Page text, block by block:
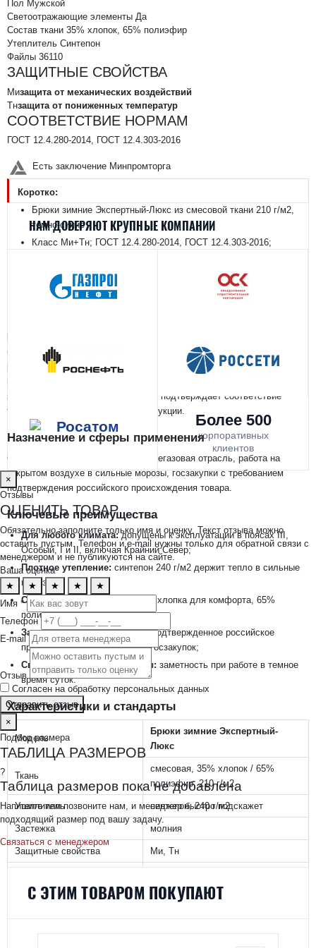
Пол Мужской
Светоотражающие элементы Да
Состав ткани 35% хлопок, 65% полиэфир
Утеплитель Синтепон
Файлы 36110
ЗАЩИТНЫЕ СВОЙСТВА
Мизащита от механических воздействий
Тнзащита от пониженных температур
СООТВЕТСТВИЕ НОРМАМ
ГОСТ 12.4.280-2014, ГОСТ 12.4.303-2016
Есть заключение Минпромторга
Коротко:
Брюки зимние Экспертный-Люкс из смесовой ткани 210 г/м2,
темно-синие
Класс Ми+Тн; ГОСТ 12.4.280-2014, ГОСТ 12.4.303-2016;
Разрешены для всех климатических поясов, включая Особый
(Крайний Север)
брюки повышенной надежности с утеплителем синтепон 240 г/м2,
рассчитанные на работу в любом климатическом поясе страны,
заключение Минпромторга РФ, что подтверждает соответствие
требованиям к отечественной продукции.
Назначение и сферы применения
Северные вахтовые объекты, нефтегазовая отрасль, работа на
открытом воздухе в сильные морозы, госзакупки с требованием
подтверждения российского происхождения товара.
Ключевые преимущества
Для любого климата:допущены к эксплуатации в поясах III,
Особый, I и II, включая Крайний Север;
Плотное утепление: синтепон 240 г/м2 держит тепло в сильные
морозы;
Смесовый состав ткани:
35% хлопка для комфорта, 65%
полиэфира для прочности;
Заключение Минпромторга:подтвержденное российское
происхождение — важно для госзакупок;
Светоотражающие элементы: заметность при работе в темное
время суток.
Характеристики и стандарты
Модель
Брюки зимние Экспертный-
Люкс
Ткань
смесовая, 35% хлопок / 65%
полиэфир, 210 г/м2
Утеплитель синтепон, 240 г/м2
Застежка молния
Защитные свойства Ми, Тн
12.4.303-2016
Климатический пояс III, Особый, I, II
НАМ ДОВЕРЯЮТ КРУПНЫЕ КОМПАНИИ
Более 500
корпоративных
клиентов
×
Отзывы
ОЦЕНИТЬ ТОВАР
Обязательно заполните только имя и оценку. Текст отзыва можно
оставить пустым. Телефон и e-mail нужны только для обратной связи с
менеджером и не публикуются на сайте.
Ваша оценка
★
★ ★ ★
★
Имя *
Телефон
E-mail
Отзыв
Согласен на обработку персональных данных
Отправить отзыв
×
Подбор размера
ТАБЛИЦА РАЗМЕРОВ
?
Таблица размеров пока не добавлена
Напишите или позвоните нам, и менеджер быстро подскажет
подходящий размер под вашу задачу.
Связаться с менеджером
С ЭТИМ ТОВАРОМ ПОКУПАЮТ